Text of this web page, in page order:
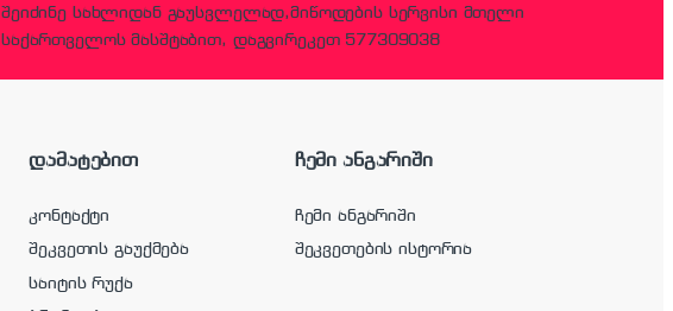
შეიძინე სახლიდან გაუსვლელად,მიწოდების სერვისი მთელი
საქართველოს მასშტაბით, დაგვირეკეთ 577309038
დამატებით
კონტაქტი
შეკვეთის გაუქმება
საიტის რუქა
ჩემი ანგარიში
ჩემი ანგარიში
შეკვეთების ისტორია